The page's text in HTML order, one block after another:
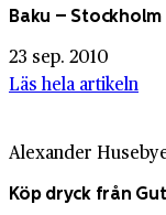
Baku –
23 sep. 2010
Läs hela artikeln
Alexander
Köp dryck från